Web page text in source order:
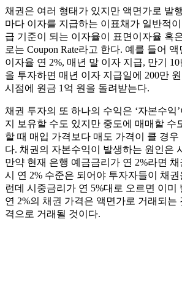
채권은 여러 형태가 있지만 액면가로 발
마다 이자를 지급하는 이표채가 일반적
급 기준이 되는 이자율이 표면이자율 혹
로는 Coupon Rate라고 한다. 예를 들어
이자율 연 2%, 매년 말 이자 지급, 만기
을 투자하면 매년 이자 지급일에 200만
시점에 원금 1억 원을 돌려받는다.
채권 투자의 또 하나의 수익은 ‘자본수익
지 보유할 수도 있지만 중도에 매매할 수
할 때 매입 가격보다 매도 가격이 클 경우
다. 채권의 자본수익이 발생하는 원인은
만약 현재 은행 예금금리가 연 2%라면
시 연 2% 수준은 되어야 투자자들이 채
런데 시중금리가 연 5%대로 오르면 이미
연 2%의 채권 가격은 액면가로 거래되는
격으로 거래될 것이다.